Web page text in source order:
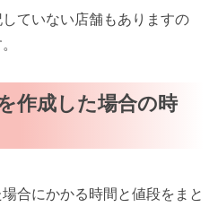
ていない店舗もありますの
作成した場合の時
合にかかる時間と値段をまと